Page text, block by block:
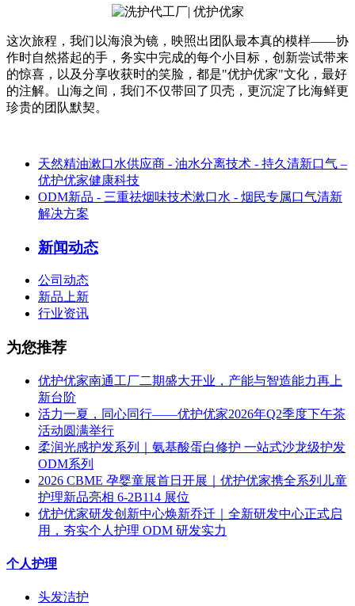
这次旅程，我们以海浪为镜，映照出团队最本真的模样——协
作时自然搭起的手，务实中完成的每个小目标，创新尝试带来
的惊喜，以及分享收获时的笑脸，都是"优护优家"文化，最好
的注解。山海之间，我们不仅带回了贝壳，更沉淀了比海鲜更
珍贵的团队默契。
天然精油漱口水供应商 - 油水分离技术 - 持久清新口气 –
优护优家健康科技
ODM新品 - 三重祛烟味技术漱口水 - 烟民专属口气清新
解决方案
新闻动态
公司动态
新品上新
行业资讯
为您推荐
优护优家南通工厂二期盛大开业，产能与智造能力再上
新台阶
活力一夏，同心同行——优护优家2026年Q2季度下午茶
活动圆满举行
柔润光感护发系列｜氨基酸蛋白修护 一站式沙龙级护发
ODM系列
2026 CBME 孕婴童展首日开展｜优护优家携全系列儿童
护理新品亮相 6-2B114 展位
优护优家研发创新中心焕新乔迁｜全新研发中心正式启
用，夯实个人护理 ODM 研发实力
个人护理
头发洁护